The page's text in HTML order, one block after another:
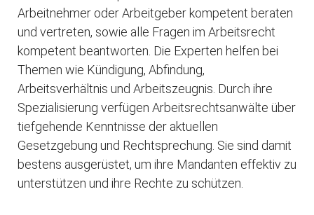
Arbeitnehmer oder Arbeitgeber kompetent beraten
und vertreten, sowie alle Fragen im Arbeitsrecht
kompetent beantworten. Die Experten helfen bei
Themen wie Kündigung, Abfindung,
Arbeitsverhältnis und Arbeitszeugnis. Durch ihre
Spezialisierung verfügen Arbeitsrechtsanwälte über
tiefgehende Kenntnisse der aktuellen
Gesetzgebung und Rechtsprechung. Sie sind damit
bestens ausgerüstet, um ihre Mandanten effektiv zu
unterstützen und ihre Rechte zu schützen.